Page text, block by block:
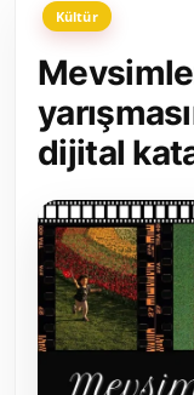
Siyasi Partiler
Yerel Yönetimler
Mülki İdare
Toplum ve Yaşam
Sivil Toplum
Kamu Kurumları
Resmi Reklamlar
Kültür
dijital